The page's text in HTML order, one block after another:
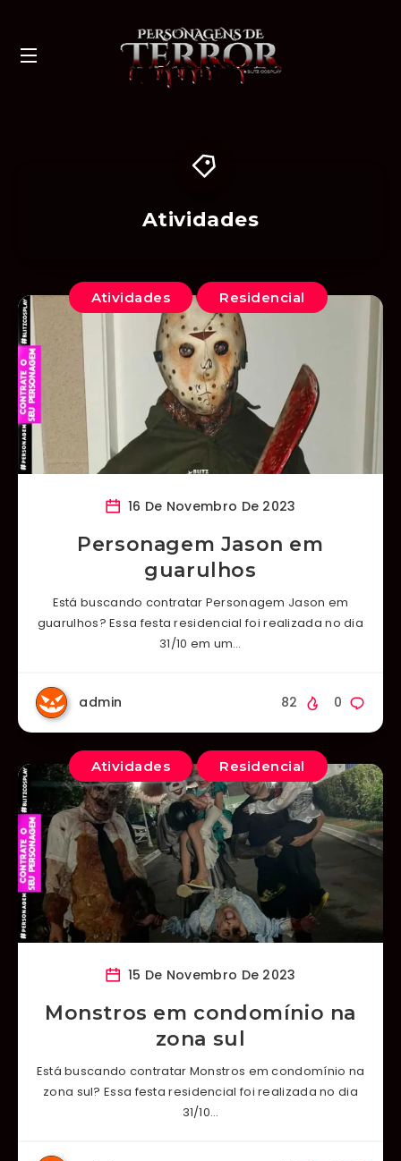
Atividades
Atividades Residencial
16 De Novembro De 2023
Personagem Jason em
guarulhos
Está buscando contratar Personagem Jason em
guarulhos? Essa festa residencial foi realizada no dia
31/10 em um…
admin 0
82
Atividades Residencial
15 De Novembro De 2023
Monstros em condomínio na
zona sul
Está buscando contratar Monstros em condomínio na
zona sul? Essa festa residencial foi realizada no dia
31/10…